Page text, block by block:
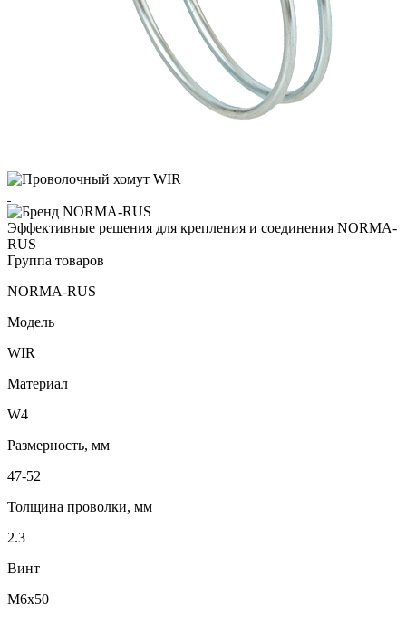
Эффективные решения для крепления и соединения NORMA-
RUS
Группа товаров
NORMA-RUS
Модель
WIR
Материал
W4
Размерность, мм
47-52
Толщина проволки, мм
2.3
Винт
М6х50